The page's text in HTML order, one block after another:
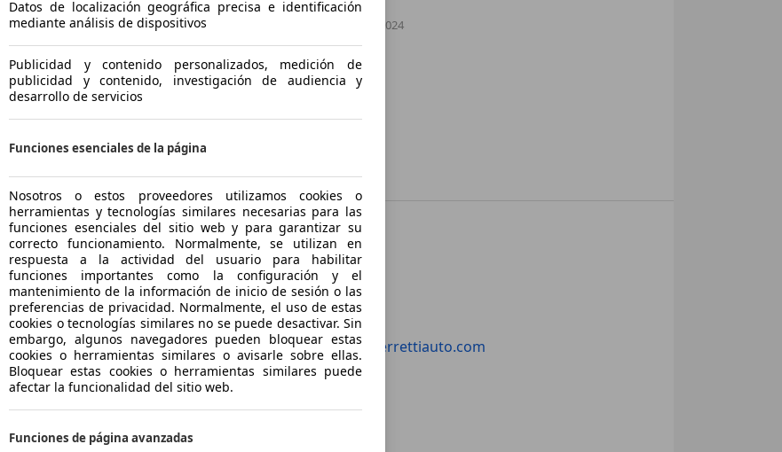
disponibile. Non abbiamo concluso la
permuta poiché’ l’auto in acquisto non
disponeva di accessori da me ritenuti
indispensabili.
26.03.2024
Mostrar número www.ferrettiauto.com
Datos de localización geográfica precisa e identificación
mediante análisis de dispositivos
Publicidad y contenido personalizados, medición de
publicidad y contenido, investigación de audiencia y
desarrollo de servicios
Funciones esenciales de la página
Nosotros o estos proveedores utilizamos cookies o
herramientas y tecnologías similares necesarias para las
funciones esenciales del sitio web y para garantizar su
correcto funcionamiento. Normalmente, se utilizan en
respuesta a la actividad del usuario para habilitar
funciones importantes como la configuración y el
mantenimiento de la información de inicio de sesión o las
preferencias de privacidad. Normalmente, el uso de estas
cookies o tecnologías similares no se puede desactivar. Sin
embargo, algunos navegadores pueden bloquear estas
cookies o herramientas similares o avisarle sobre ellas.
Bloquear estas cookies o herramientas similares puede
afectar la funcionalidad del sitio web.
Funciones de página avanzadas